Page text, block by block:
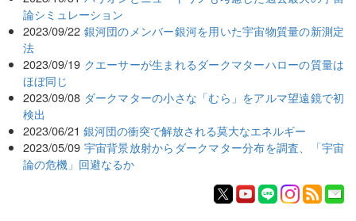
論シミュレーション
2023/09/22 銀河団のメンバー銀河を用いた宇宙物質量の新測定
法
2023/09/19 クエーサーが生まれるダークマターハローの質量は
ほぼ同じ
2023/09/08 ダークマターの小さな「むら」をアルマ望遠鏡で初
検出
2023/06/21 銀河団の衝突で解放される莫大なエネルギー
2023/05/09 宇宙背景放射からダークマター分布を調査、「宇宙
論の危機」回避なるか